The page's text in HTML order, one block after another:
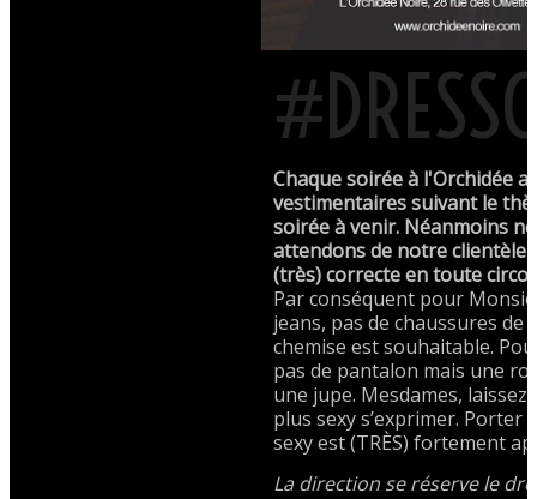
Chaque soirée à l'Orchidée a
vestimentaires suivant le
soirée à venir. Néanmoins
attendons de notre clientèle
(très) correcte en toute
Par conséquent pour
jeans, pas de chaussures de
chemise est souhaitable.
pas de pantalon mais une
une jupe. Mesdames,
plus sexy s’exprimer. Porter
sexy est (TRÈS) fortement
La direction se réserve le